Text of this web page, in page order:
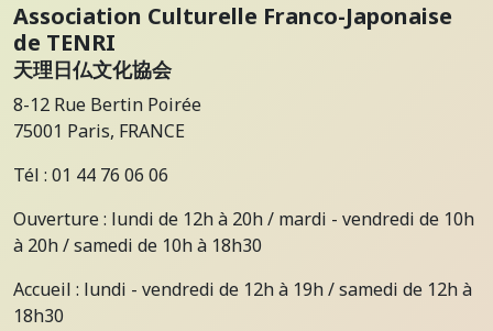
Association Culturelle Franco-Japonaise
de TENRI
天理日仏文化協会
8-12 Rue Bertin Poirée
75001 Paris, FRANCE
Tél : 01 44 76 06 06
Ouverture : lundi de 12h à 20h / mardi - vendredi de 10h
à 20h / samedi de 10h à 18h30
Accueil : lundi - vendredi de 12h à 19h / samedi de 12h à
18h30